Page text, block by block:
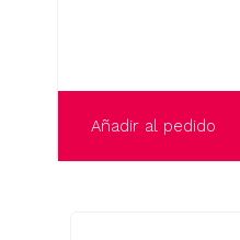
Añadir al pedido